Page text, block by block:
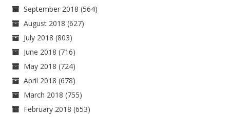
September 2018 (564)
August 2018 (627)
July 2018 (803)
June 2018 (716)
May 2018 (724)
April 2018 (678)
March 2018 (755)
February 2018 (653)